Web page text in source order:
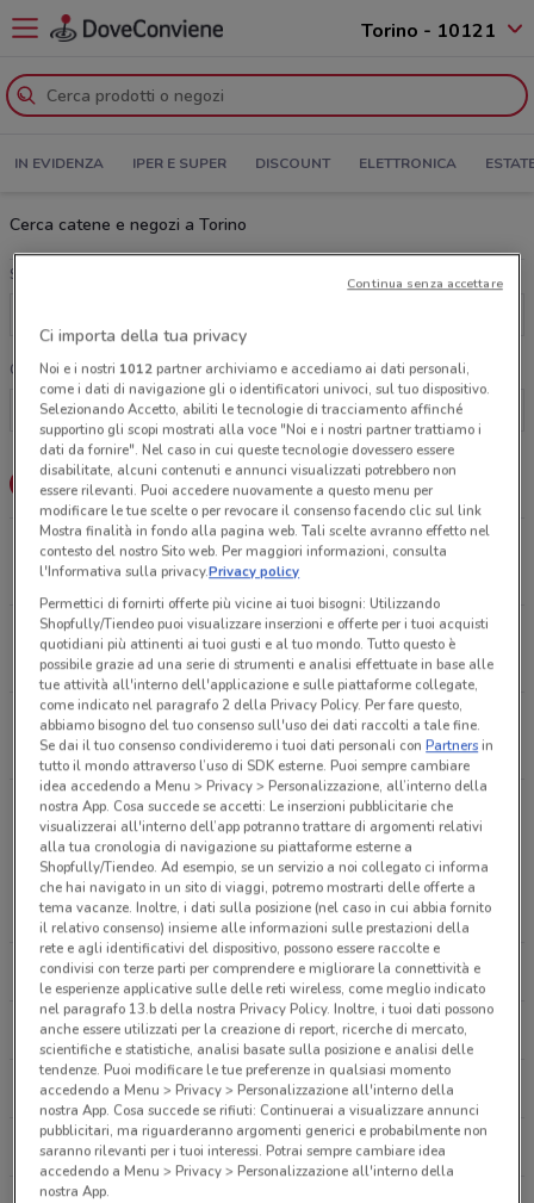
Torino - 10121
IN EVIDENZA IPER E SUPER DISCOUNT ELETTRONICA
Cerca catene e negozi a Torino
Scegli una categoria
Cerca una catena
Lista Mappa
Via Tripoli 22
0.05438510764626109
Corso Vittorio Emanuele II 62 Torino
96 m
VIA CONFIENZA, 16 Torino
114 m
VIA CONFIENZA, 16 Torino
114 m
CORSO GIACOMO MATTEOTTI, 59/C Torino
126 m
CORSO GIACOMO MATTEOTTI, 18 Torino
126 m
CORSO GIACOMO MATTEOTTI, 8/A Torino
126 m
Corso Re Umberto, 2 Torino
140 m
Altre catene a Torino
MEDIAWORLD EURONICS
CARREFOUR IPERMERCATI TRONY
UNIEURO COOP
CONAD LIDL
ESSELUNGA EUROSPIN
Ci importa della tua privacy
Noi e i nostri 1012partner archiviamo e accediamo ai dati personali,
come i dati di navigazione gli o identificatori univoci, sul tuo dispositivo.
Selezionando Accetto, abiliti le tecnologie di tracciamento affinché
supportino gli scopi mostrati alla voce "Noi e i nostri partner trattiamo i
dati da fornire". Nel caso in cui queste tecnologie dovessero essere
disabilitate, alcuni contenuti e annunci visualizzati potrebbero non
essere rilevanti. Puoi accedere nuovamente a questo menu per
modificare le tue scelte o per revocare il consenso facendo clic sul link
Mostra finalità in fondo alla pagina web. Tali scelte avranno effetto nel
contesto del nostro Sito web. Per maggiori informazioni, consulta
l'Informativa sulla privacy.Privacy policy
Permettici di fornirti offerte più vicine ai tuoi bisogni: Utilizzando
Shopfully/Tiendeo puoi visualizzare inserzioni e offerte per i tuoi acquisti
quotidiani più attinenti ai tuoi gusti e al tuo mondo. Tutto questo è
possibile grazie ad una serie di strumenti e analisi effettuate in base alle
tue attività all'interno dell'applicazione e sulle piattaforme collegate,
come indicato nel paragrafo 2 della Privacy Policy. Per fare questo,
abbiamo bisogno del tuo consenso sull'uso dei dati raccolti a tale fine.
Se dai il tuo consenso condivideremo i tuoi dati personali conPartnersin
tutto il mondo attraverso l’uso di SDK esterne. Puoi sempre cambiare
idea accedendo a Menu > Privacy > Personalizzazione, all’interno della
nostra App. Cosa succede se accetti: Le inserzioni pubblicitarie che
visualizzerai all'interno dell’app potranno trattare di argomenti relativi
alla tua cronologia di navigazione su piattaforme esterne a
Shopfully/Tiendeo. Ad esempio, se un servizio a noi collegato ci informa
che hai navigato in un sito di viaggi, potremo mostrarti delle offerte a
tema vacanze. Inoltre, i dati sulla posizione (nel caso in cui abbia fornito
il relativo consenso) insieme alle informazioni sulle prestazioni della
rete e agli identificativi del dispositivo, possono essere raccolte e
condivisi con terze parti per comprendere e migliorare la connettività e
le esperienze applicative sulle delle reti wireless, come meglio indicato
nel paragrafo 13.b della nostra Privacy Policy. Inoltre, i tuoi dati possono
anche essere utilizzati per la creazione di report, ricerche di mercato,
scientifiche e statistiche, analisi basate sulla posizione e analisi delle
tendenze. Puoi modificare le tue preferenze in qualsiasi momento
accedendo a Menu > Privacy > Personalizzazione all'interno della
nostra App. Cosa succede se rifiuti: Continuerai a visualizzare annunci
pubblicitari, ma riguarderanno argomenti generici e probabilmente non
saranno rilevanti per i tuoi interessi. Potrai sempre cambiare idea
accedendo a Menu > Privacy > Personalizzazione all'interno della
nostra App.
Continua senza accettare